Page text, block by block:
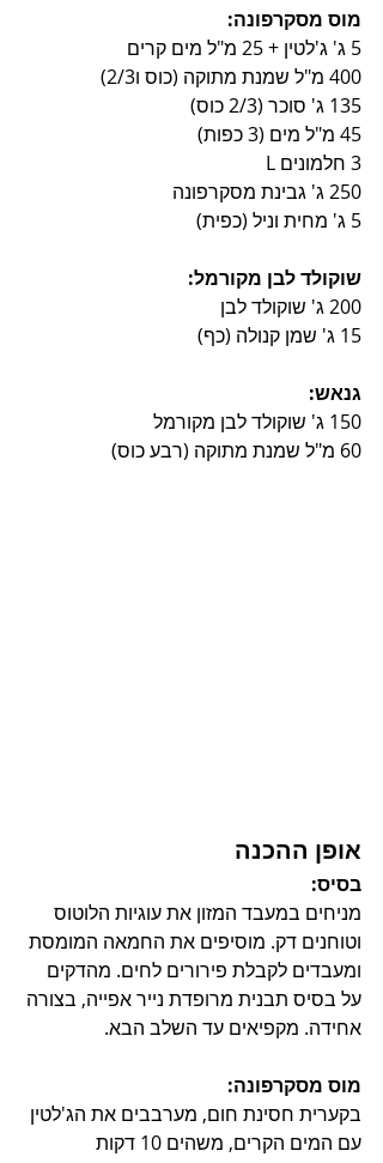
מוס מסקרפונה:
5 ג' ג'לטין + 25 מ"ל מים קרים
400 מ"ל שמנת מתוקה (כוס ו2/3)
135 ג' סוכר (2/3 כוס)
45 מ"ל מים (3 כפות)
3 חלמונים L
250 ג' גבינת מסקרפונה
5 ג' מחית וניל (כפית)
שוקולד לבן מקורמל:
200 ג' שוקולד לבן
15 ג' שמן קנולה (כף)
גנאש:
150 ג' שוקולד לבן מקורמל
60 מ"ל שמנת מתוקה (רבע כוס)
אופן ההכנה
בסיס:
מניחים במעבד המזון את עוגיות הלוטוס
וטוחנים דק. מוסיפים את החמאה המומסת
ומעבדים לקבלת פירורים לחים. מהדקים
על בסיס תבנית מרופדת נייר אפייה, בצורה
אחידה. מקפיאים עד השלב הבא.
מוס מסקרפונה:
בקערית חסינת חום, מערבבים את הג'לטין
עם המים הקרים, משהים 10 דקות